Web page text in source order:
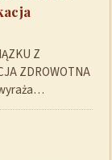
Z
ZDROWOTNA